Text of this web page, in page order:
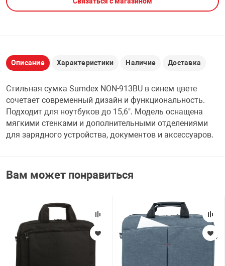
USB ХАБЫ
CARD RIDER
НАБОР ДЛЯ
Описание Характеристики Наличие Доставка
Стильная сумка Sumdex NON-913BU в синем цвете
сочетает современный дизайн и функциональность.
Подходит для ноутбуков до 15,6". Модель оснащена
мягкими стенками и дополнительными отделениями
для зарядного устройства, документов и аксессуаров.
Вам может понравиться